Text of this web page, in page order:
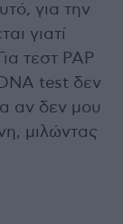
για την
γιατί
τεστ PAP
test δεν
αν δεν μου
μιλώντας